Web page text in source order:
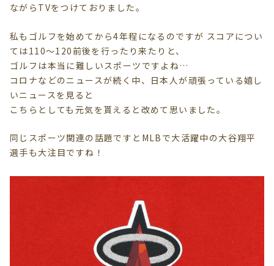
ながらTVをつけておりました。
私もゴルフを始めてから4年程になるのですが スコアについ
ては110～120前後を行ったり来たりと、
ゴルフは本当に難しいスポーツですよね…
コロナなどのニュースが続く中、日本人が頑張っている嬉し
いニュースを見ると
こちらとしても元気を貰えると改めて思いました。
同じスポーツ関連の話題ですとMLBで大活躍中の大谷翔平
選手も大注目ですね！